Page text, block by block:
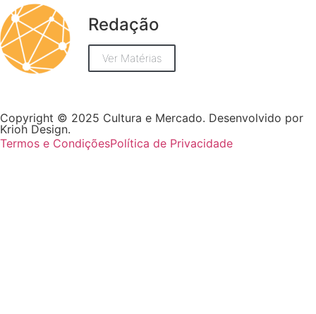
Redação
Ver Matérias
Copyright © 2025 Cultura e Mercado. Desenvolvido por
Krioh Design.
Termos e CondiçõesPolítica de Privacidade